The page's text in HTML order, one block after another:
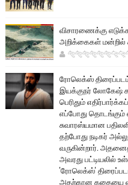
விசாரணைக்கு
அறிக்கைகள் மன்றில்
ரோலெக்ஸ் திரைப்படம்
இயக்குநர் லோகேஷ்
பெரிதும்
எப்போது தொடங்கும்
சுவாரஸ்யமான
தற்போது நடிகர்
வருகின்றார்.
அவரது பட்டியலில்
'ரோலெக்ஸ்'
அதற்கான கதையை